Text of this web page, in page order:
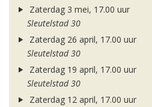
Zaterdag 3 mei, 17.00 uur
Sleutelstad 30
Zaterdag 26 april, 17.00 uur
Sleutelstad 30
Zaterdag 19 april, 17.00 uur
Sleutelstad 30
Zaterdag 12 april, 17.00 uur